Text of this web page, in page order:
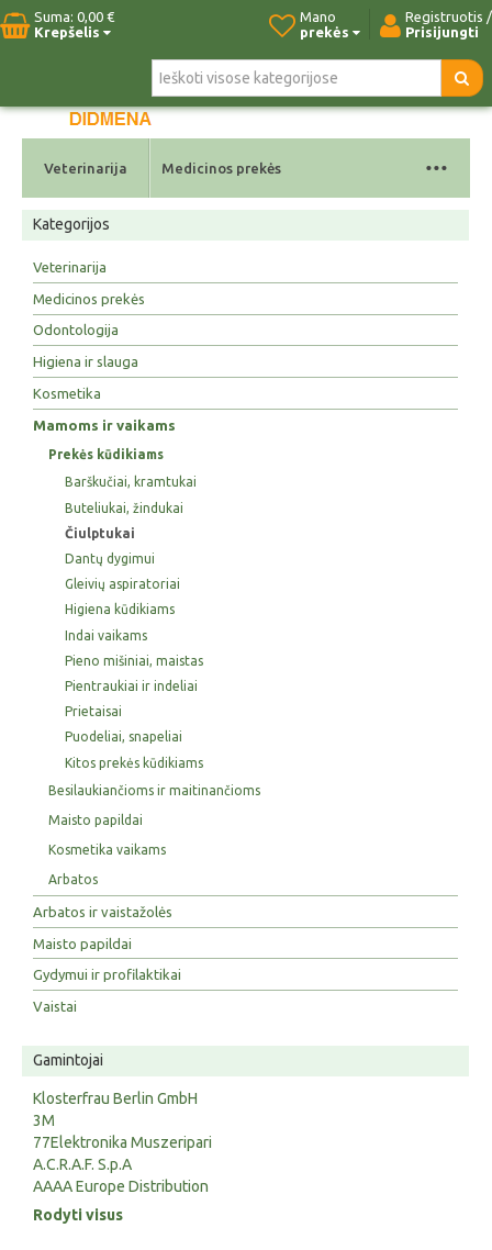
Suma: 0,00 €
Krepšelis
Registruotis /
Prisijungti
Mano
prekės
Pradžia Naujos prekės Kontaktai
Veterinarija Medicinos prekės ...
Kategorijos
Veterinarija
Medicinos prekės
Odontologija
Higiena ir slauga
Kosmetika
Mamoms ir vaikams
Prekės kūdikiams
Barškučiai, kramtukai
Buteliukai, žindukai
Čiulptukai
Dantų dygimui
Gleivių aspiratoriai
Higiena kūdikiams
Indai vaikams
Pieno mišiniai, maistas
Pientraukiai ir indeliai
Prietaisai
Puodeliai, snapeliai
Kitos prekės kūdikiams
Besilaukiančioms ir maitinančioms
Maisto papildai
Kosmetika vaikams
Arbatos
Arbatos ir vaistažolės
Maisto papildai
Gydymui ir profilaktikai
Vaistai
Gamintojai
Klosterfrau Berlin GmbH
3M
77Elektronika Muszeripari
A.C.R.A.F. S.p.A
AAAA Europe Distribution
Rodyti visus